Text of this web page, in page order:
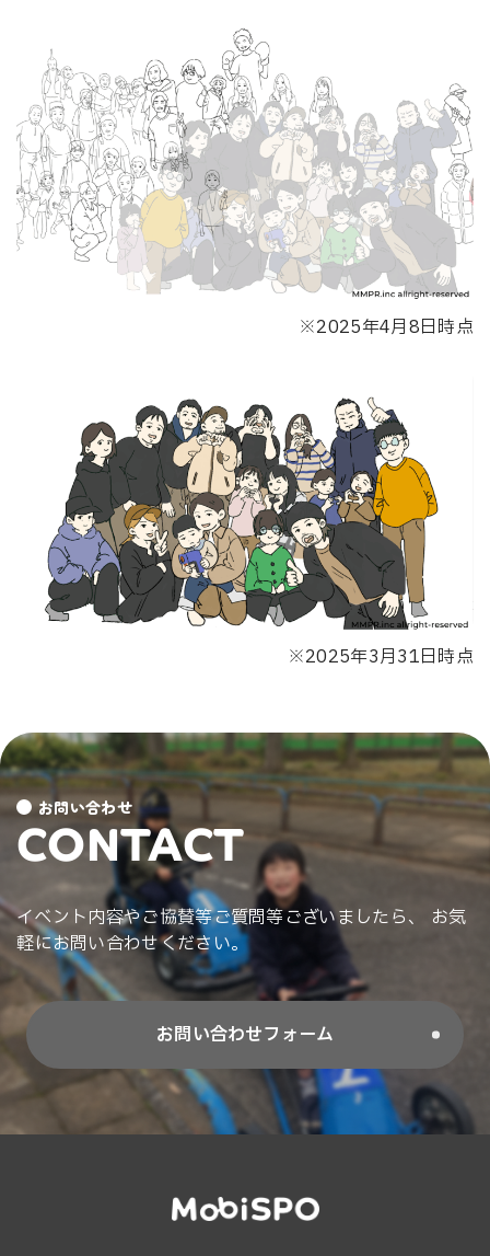
※2025年4月8日時点
※2025年3月31日時点
お問い合わせ
CONTACT
イベント内容やご協賛等ご質問等ございましたら、 お気
軽にお問い合わせください。
お問い合わせフォーム